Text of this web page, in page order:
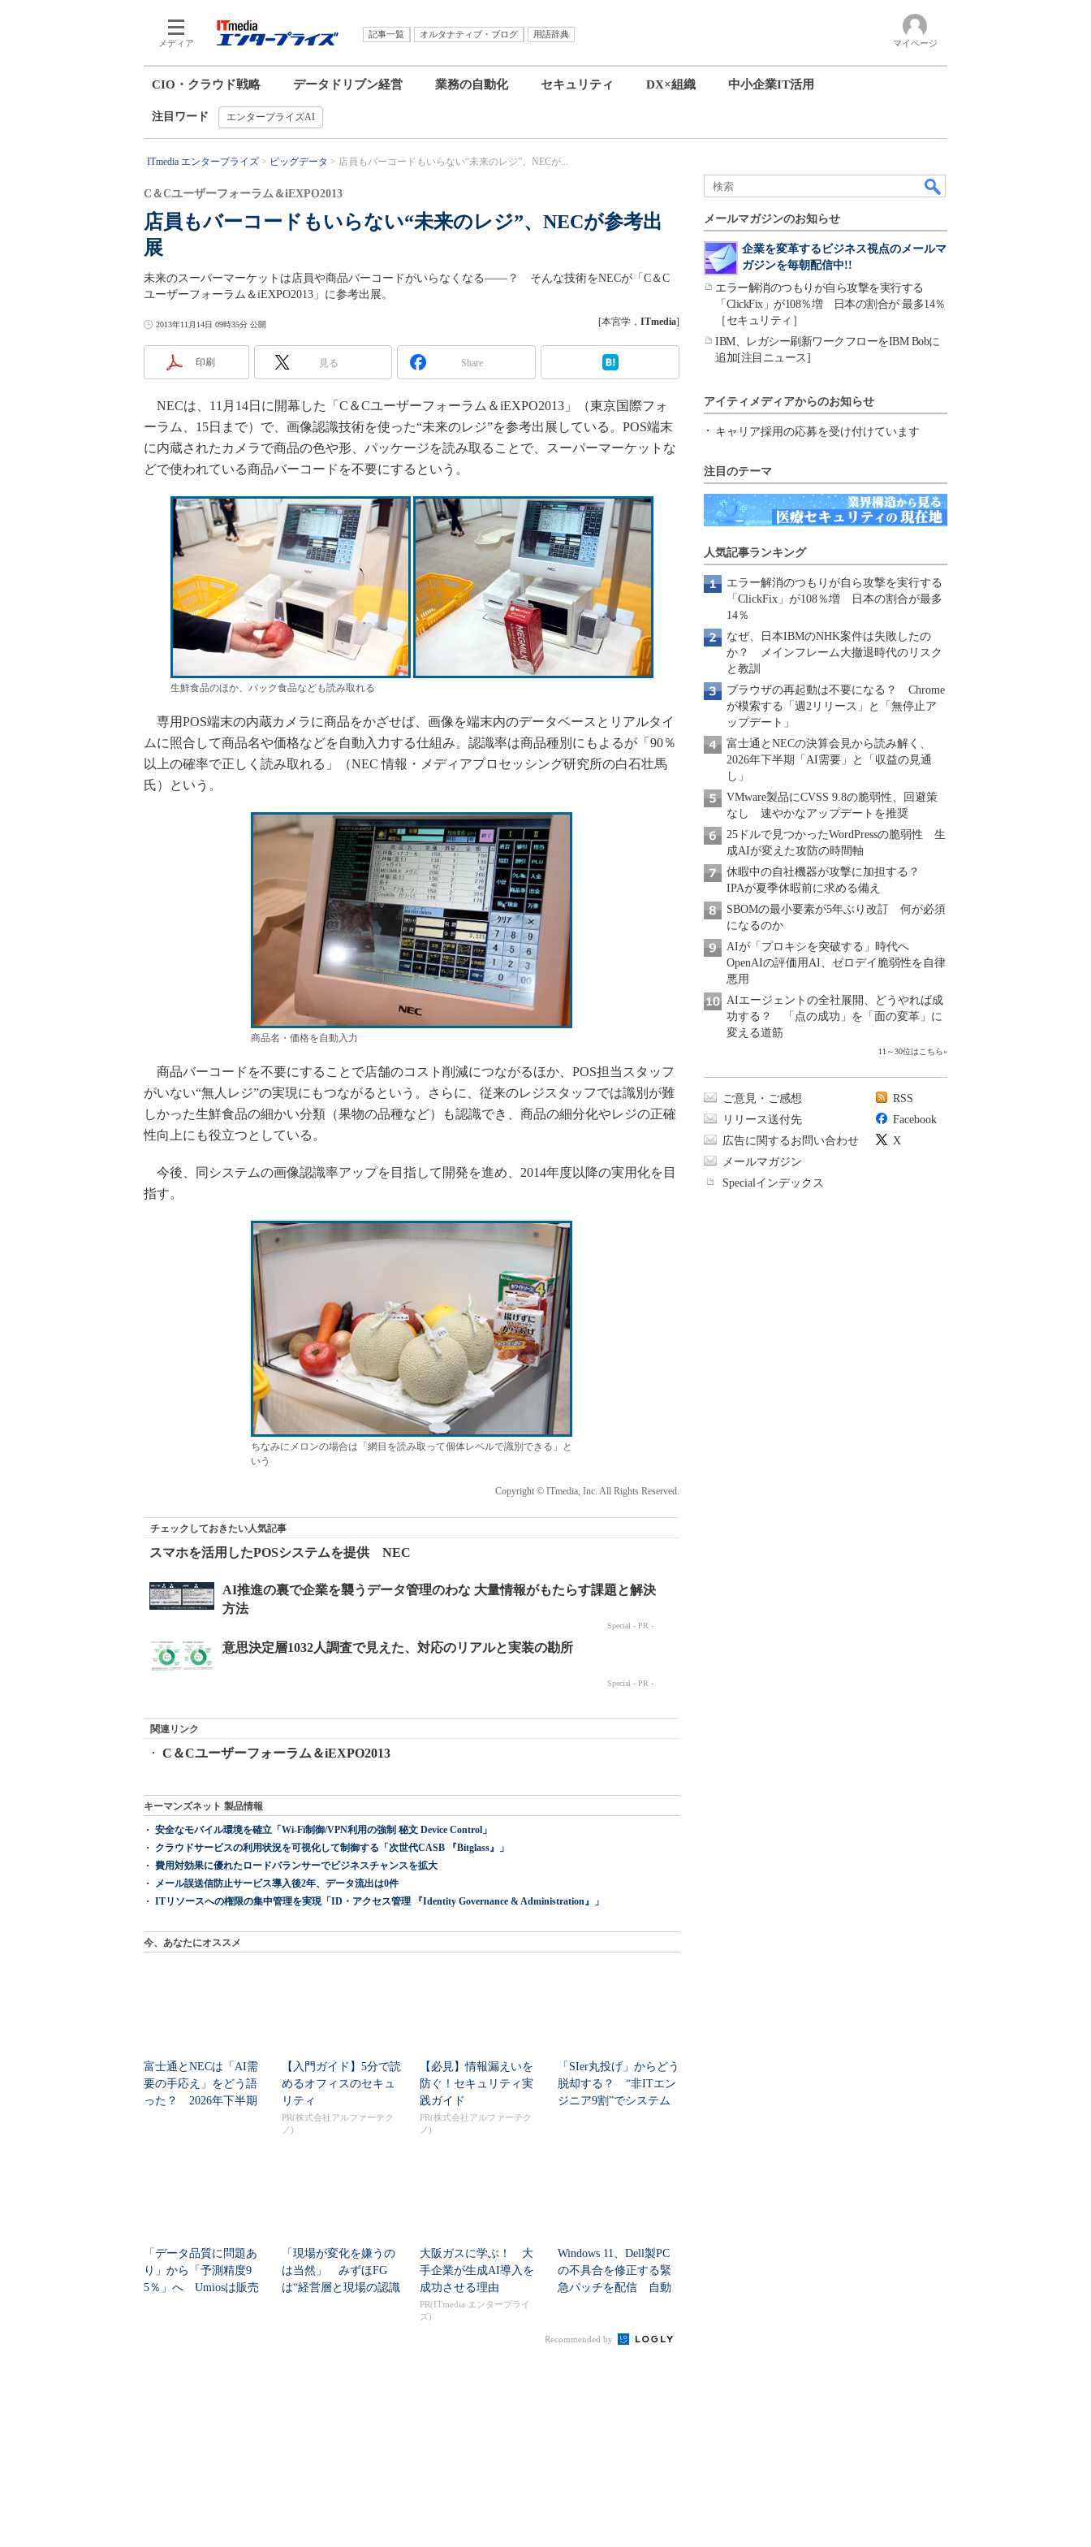
メディア
記事一覧 オルタナティブ・ブログ
用語辞典
マイページ
CIO・クラウド戦略 データドリブン経営 業務の自動化 セキュリティ DX×組織 中小企業IT活用
注目ワード エンタープライズAI
ITmedia エンタープライズ ビッグデータ 店員もバーコードもいらない“未来のレジ”、NECが...
店員もバーコードもいらない“未来のレジ”、NECが参考出
展
C＆Cユーザーフォーラム＆iEXPO2013
未来のスーパーマーケットは店員や商品バーコードがいらなくなる――？ そんな技術をNECが「C＆C
ユーザーフォーラム＆iEXPO2013」に参考出展。
2013年11月14日 09時35分 公開 [本宮学， ITmedia]
印刷 見る Share
NECは、11月14日に開幕した「C＆Cユーザーフォーラム＆iEXPO2013」（東京国際フォ
ーラム、15日まで）で、画像認識技術を使った“未来のレジ”を参考出展している。POS端末
に内蔵されたカメラで商品の色や形、パッケージを読み取ることで、スーパーマーケットな
どで使われている商品バーコードを不要にするという。
生鮮食品のほか、パック食品なども読み取れる
専用POS端末の内蔵カメラに商品をかざせば、画像を端末内のデータベースとリアルタイ
ムに照合して商品名や価格などを自動入力する仕組み。認識率は商品種別にもよるが「90％
以上の確率で正しく読み取れる」（NEC 情報・メディアプロセッシング研究所の白石壮馬
氏）という。
商品名・価格を自動入力
商品バーコードを不要にすることで店舗のコスト削減につながるほか、POS担当スタッフ
がいない“無人レジ”の実現にもつながるという。さらに、従来のレジスタッフでは識別が難
しかった生鮮食品の細かい分類（果物の品種など）も認識でき、商品の細分化やレジの正確
性向上にも役立つとしている。
今後、同システムの画像認識率アップを目指して開発を進め、2014年度以降の実用化を目
指す。
ちなみにメロンの場合は「網目を読み取って個体レベルで識別できる」と
いう
Copyright © ITmedia, Inc. All Rights Reserved.
チェックしておきたい人気記事
スマホを活用したPOSシステムを提供 NEC
関連リンク
C＆Cユーザーフォーラム＆iEXPO2013
キーマンズネット 製品情報
安全なモバイル環境を確立「Wi-Fi制御/VPN利用の強制 秘文 Device Control」
クラウドサービスの利用状況を可視化して制御する「次世代CASB 『Bitglass』」
費用対効果に優れたロードバランサーでビジネスチャンスを拡大
メール誤送信防止サービス導入後2年、データ流出は0件
ITリソースへの権限の集中管理を実現「ID・アクセス管理 『Identity Governance & Administration』」
今、あなたにオススメ
富士通とNECは「AI需
要の手応え」をどう語
った？ 2026年下半期
【入門ガイド】5分で読
めるオフィスのセキュ
リティ
PR(株式会社アルファーテク
ノ)
【必見】情報漏えいを
防ぐ！セキュリティ実
践ガイド
PR(株式会社アルファーテク
ノ)
「SIer丸投げ」からどう
脱却する？ “非ITエン
ジニア9割”でシステム
「データ品質に問題あ
り」から「予測精度9
5％」へ Umiosは販売
「現場が変化を嫌うの
は当然」 みずほFG
は“経営層と現場の認識
大阪ガスに学ぶ！ 大
手企業が生成AI導入を
成功させる理由
PR(ITmedia エンタープライ
ズ)
Windows 11、Dell製PC
の不具合を修正する緊
急パッチを配信 自動
Recommended by
メールマガジンのお知らせ
企業を変革するビジネス視点のメールマ
ガジンを毎朝配信中!!
エラー解消のつもりが自ら攻撃を実行する
「ClickFix」が108％増 日本の割合が 最多14％
［セキュリティ］
IBM、レガシー刷新ワークフローをIBM Bobに
追加[注目ニュース]
アイティメディアからのお知らせ
キャリア採用の応募を受け付けています
注目のテーマ
人気記事ランキング
エラー解消のつもりが自ら攻撃を実行する
「ClickFix」が108％増 日本の割合が最多
14％
なぜ、日本IBMのNHK案件は失敗したの
か？ メインフレーム大撤退時代のリスク
と教訓
ブラウザの再起動は不要になる？ Chrome
が模索する「週2リリース」と「無停止ア
ップデート」
富士通とNECの決算会見から読み解く、
2026年下半期「AI需要」と「収益の見通
し」
VMware製品にCVSS 9.8の脆弱性、回避策
なし 速やかなアップデートを推奨
25ドルで見つかったWordPressの脆弱性 生
成AIが変えた攻防の時間軸
休暇中の自社機器が攻撃に加担する？
IPAが夏季休暇前に求める備え
SBOMの最小要素が5年ぶり改訂 何が必須
になるのか
AIが「プロキシを突破する」時代へ
OpenAIの評価用AI、ゼロデイ脆弱性を自律
悪用
AIエージェントの全社展開、どうやれば成
功する？ 「点の成功」を「面の変革」に
変える道筋
11～30位はこちら»
ご意見・ご感想
リリース送付先
広告に関するお問い合わせ
メールマガジン
Specialインデックス
RSS
Facebook
X